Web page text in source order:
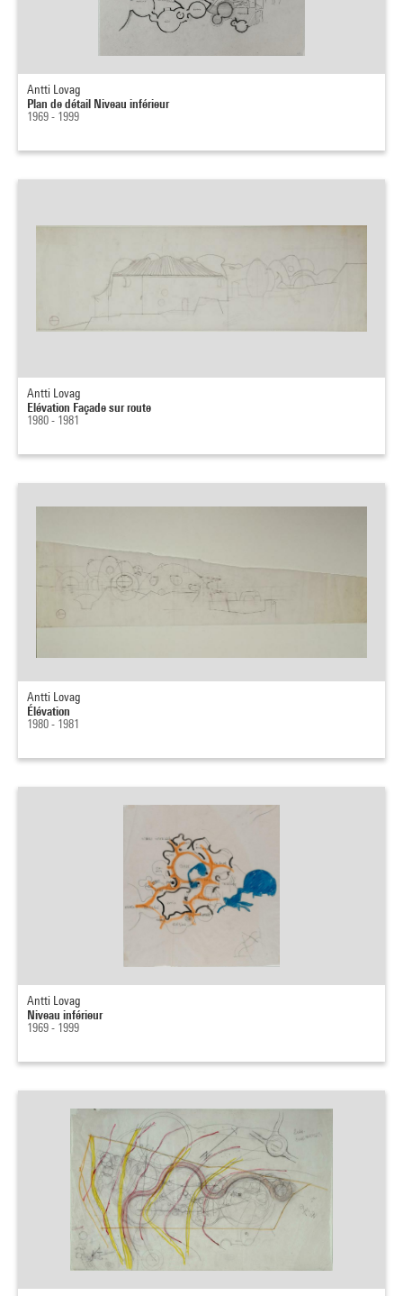
Antti Lovag
Plan de détail Niveau inférieur
1969 - 1999
Antti Lovag
Elévation Façade sur route
1980 - 1981
Antti Lovag
Élévation
1980 - 1981
Antti Lovag
Niveau inférieur
1969 - 1999